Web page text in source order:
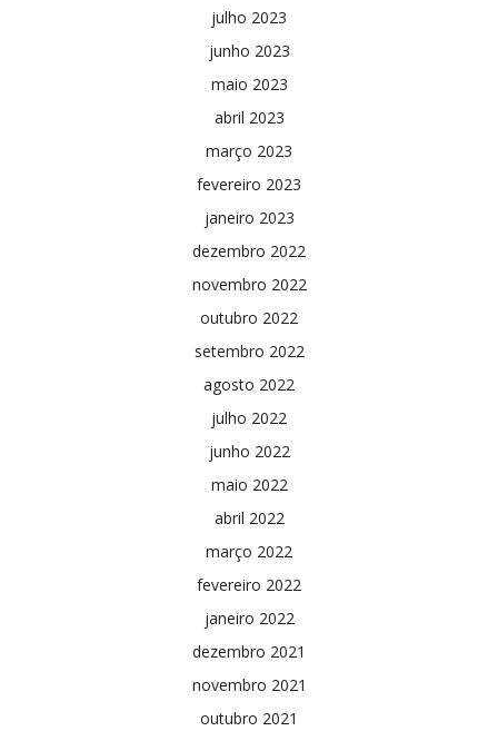
julho 2023
junho 2023
maio 2023
abril 2023
março 2023
fevereiro 2023
janeiro 2023
dezembro 2022
novembro 2022
outubro 2022
setembro 2022
agosto 2022
julho 2022
junho 2022
maio 2022
abril 2022
março 2022
fevereiro 2022
janeiro 2022
dezembro 2021
novembro 2021
outubro 2021